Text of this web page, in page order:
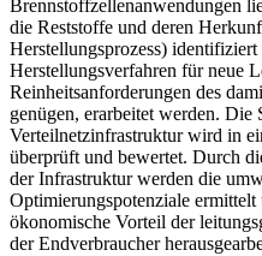
Brennstoffzellenanwendungen
die Reststoffe und deren
Herstellungsprozess)
Herstellungsverfahren für neue
Reinheitsanforderungen des
genügen, erarbeitet werden. Die
Verteilnetzinfrastruktur wird in
überprüft und bewertet. Durch
der Infrastruktur werden die
Optimierungspotenziale
ökonomische Vorteil der
der Endverbraucher